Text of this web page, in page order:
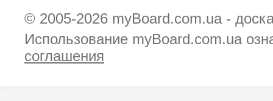
© 2005-2026 myBoard.com.ua -
Использование myBoard.com.ua
соглашения